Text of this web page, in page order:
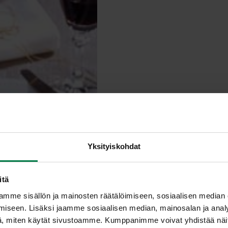
Yksityiskohdat
sisällön ja mainosten räätälöimiseen, sosiaalisen
Lisäksi jaamme sosiaalisen median, mainosalan ja
miten käytät sivustoamme. Kumppanimme voivat yhdistää